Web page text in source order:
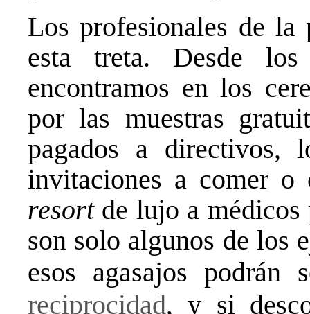
Los profesionales de la
esta treta. Desde los
encontramos en los
por las muestras
pagados a directivos,
invitaciones a comer o
resortde lujo a médicos
son solo algunos de los
esos agasajos
reciprocidad, y si